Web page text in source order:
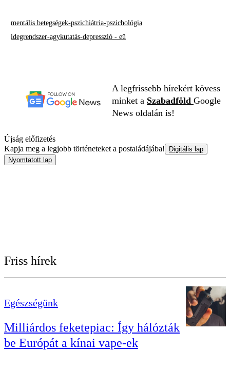
mentális betegségek-pszichiátria-pszichológia
idegrendszer-agykutatás-depresszió - eü
A legfrissebb hírekért kövess
minket a Szabadföld Google
News oldalán is!
Újság előfizetés
Kapja meg a legjobb történeteket a postaládájába!
Digitális lap
Nyomtatott lap
Friss hírek
Egészségünk
Milliárdos feketepiac: Így hálózták
be Európát a kínai vape-ek